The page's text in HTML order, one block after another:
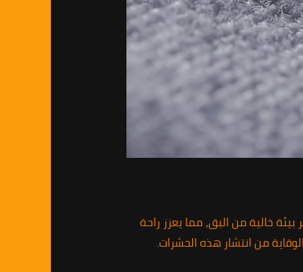
خالية من البق، مما يعزز راحة
من انتشار هذه الحشرات.